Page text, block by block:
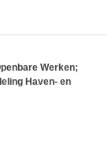
Werken;
Haven- en